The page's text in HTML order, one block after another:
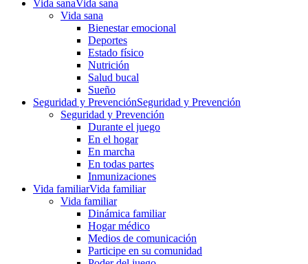
Vida sanaVida sana
Vida sana
Bienestar emocional
Deportes
Estado físico
Nutrición
Salud bucal
Sueño
Seguridad y PrevenciónSeguridad y Prevención
Seguridad y Prevención
Durante el juego
En el hogar
En marcha
En todas partes
Inmunizaciones
Vida familiarVida familiar
Vida familiar
Dinámica familiar
Hogar médico
Medios de comunicación
Participe en su comunidad